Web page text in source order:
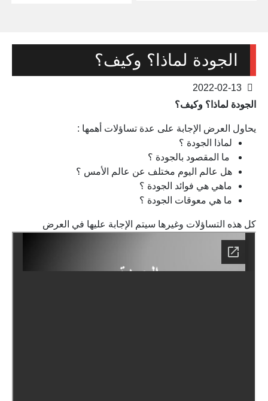
الجودة لماذا؟ وكيف؟
الجودة لماذا؟ وكيف؟
يحاول العرض الإجابة على عدة تساؤلات أهمها :
لماذا الجودة ؟
ما المقصود بالجودة ؟
هل عالم اليوم مختلف عن عالم الأمس ؟
ماهي هي فوائد الجودة ؟
ما هي معوقات الجودة ؟
كل هذه التساؤلات وغيرها سيتم الإجابة عليها في العرض